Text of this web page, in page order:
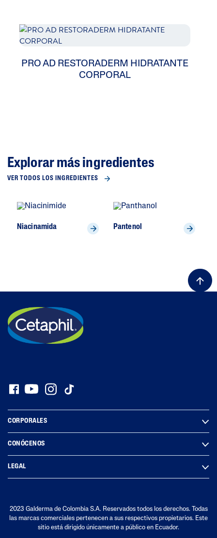
PRO AD RESTORADERM HIDRATANTE
CORPORAL
Explorar más ingredientes
VER TODOS LOS INGREDIENTES
Niacinamida Pantenol
CORPORALES
CONÓCENOS
LEGAL
2023 Galderma de Colombia S.A. Reservados todos los derechos. Todas
las marcas comerciales pertenecen a sus respectivos propietarios. Este
sitio está dirigido únicamente a público en Ecuador.